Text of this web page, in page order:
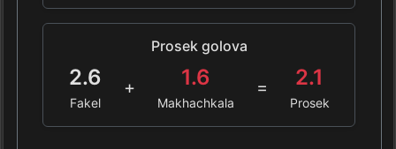
Prosek golova
2.6
Fakel
+ 1.6
Makhachkala
= 2.1
Prosek